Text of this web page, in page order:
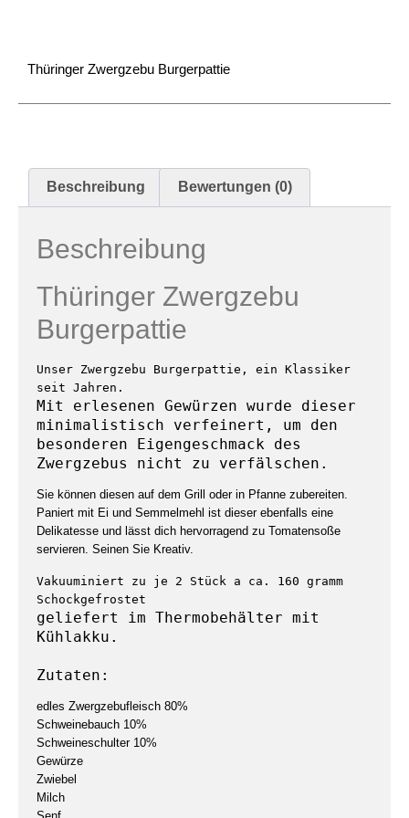
Thüringer Zwergzebu Burgerpattie
Beschreibung Bewertungen (0)
Beschreibung
Thüringer Zwergzebu
Burgerpattie
Unser Zwergzebu Burgerpattie, ein Klassiker
Mit erlesenen Gewürzen wurde dieser
minimalistisch verfeinert, um den
besonderen Eigengeschmack des
Zwergzebus nicht zu verfälschen.
Sie können diesen auf dem Grill oder in Pfanne zubereiten.
Paniert mit Ei und Semmelmehl ist dieser ebenfalls eine
Delikatesse und lässt dich hervorragend zu Tomatensoße
servieren. Seinen Sie Kreativ.
Vakuuminiert zu je 2 Stück a ca. 160 gramm
geliefert im Thermobehälter mit
Kühlakku.
Zutaten:
edles Zwergzebufleisch 80%
Schweinebauch 10%
Schweineschulter 10%
Gewürze
Zwiebel
Milch